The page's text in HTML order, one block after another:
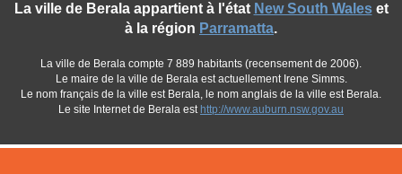
La ville de Berala appartient à l'état New South Waleset
à la région Parramatta.
La ville de Berala compte 7 889 habitants (recensement de 2006).
Le maire de la ville de Berala est actuellement Irene Simms.
Le nom français de la ville est Berala, le nom anglais de la ville est Berala.
Le site Internet de Berala est http://www.auburn.nsw.gov.au